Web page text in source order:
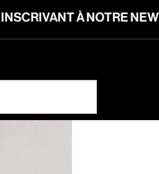
À NOTRE